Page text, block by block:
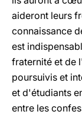
aideront leurs
connaissance
est
fraternité et de
poursuivis et
et d'étudiants
entre les